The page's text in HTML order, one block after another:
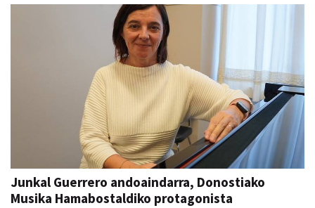
Junkal Guerrero andoaindarra, Donostiako
Musika Hamabostaldiko protagonista